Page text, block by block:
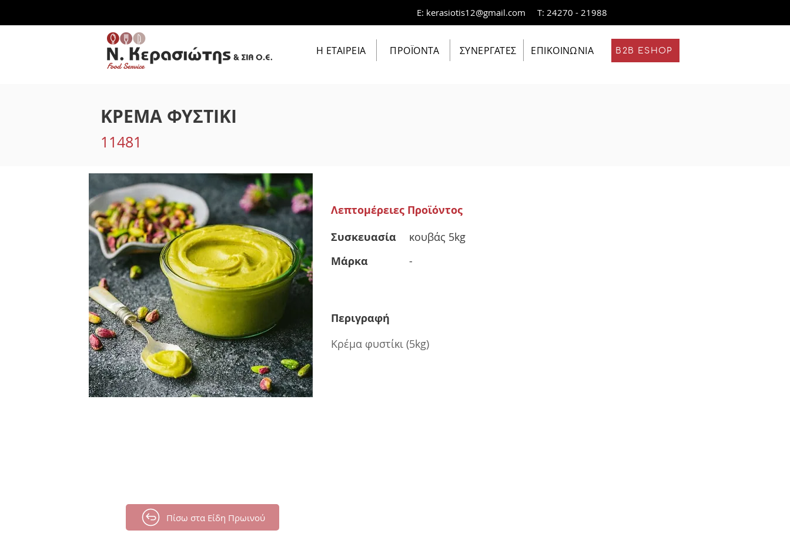
E: kerasiotis12@gmail.com Τ: 24270 - 21988
Η ΕΤΑΙΡΕΙΑ ΠΡΟΪΟΝΤΑ ΣΥΝΕΡΓΑΤΕΣ ΕΠΙΚΟΙΝΩΝΙΑ B2B ESHOP
ΚΡΕΜΑ ΦΥΣΤΙΚΙ
11481
Λεπτομέρειες Προϊόντος
Συσκευασία
κουβάς 5kg
Μάρκα -
Περιγραφή
Κρέμα φυστίκι (5kg)
Πίσω στα Είδη Πρωινού